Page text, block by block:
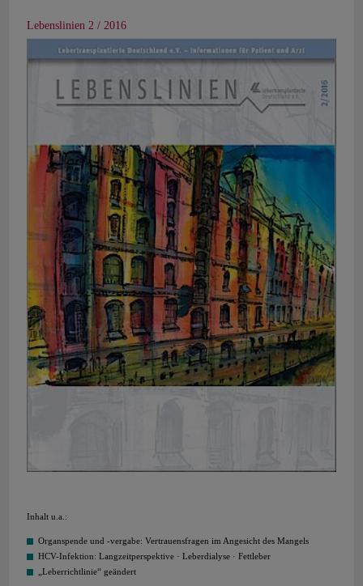
Lebenslinien 2 / 2016
Inhalt u.a.:
Organspende und -vergabe: Vertrauensfragen im Angesicht des Mangels
HCV-Infektion: Langzeitperspektive · Leberdialyse · Fettleber
„Leberrichtlinie“ geändert